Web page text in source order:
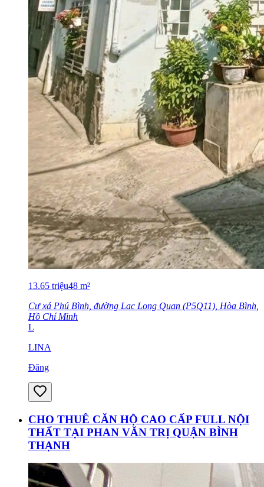
13.65 triệu48 m²
Cư xá Phú Bình, đường Lac Long Quan (P5Q11), Hòa Bình,
Hồ Chí Minh
L
LINA
Đăng
CHO THUÊ CĂN HỘ CAO CẤP FULL NỘI
THẤT TẠI PHAN VĂN TRỊ QUẬN BÌNH
THẠNH